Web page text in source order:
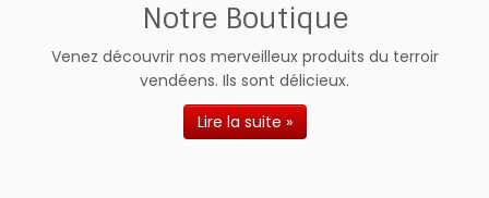
Notre Boutique
Venez découvrir nos merveilleux produits du terroir
vendéens. Ils sont délicieux.
Lire la suite »